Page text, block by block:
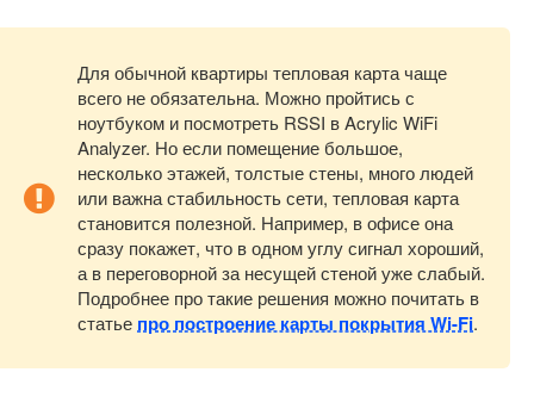
Для обычной квартиры тепловая карта чаще
всего не обязательна. Можно пройтись с
ноутбуком и посмотреть RSSI в Acrylic WiFi
Analyzer. Но если помещение большое,
несколько этажей, толстые стены, много людей
или важна стабильность сети, тепловая карта
становится полезной. Например, в офисе она
сразу покажет, что в одном углу сигнал хороший,
а в переговорной за несущей стеной уже слабый.
Подробнее про такие решения можно почитать в
статьепро построение карты покрытия Wi-Fi.